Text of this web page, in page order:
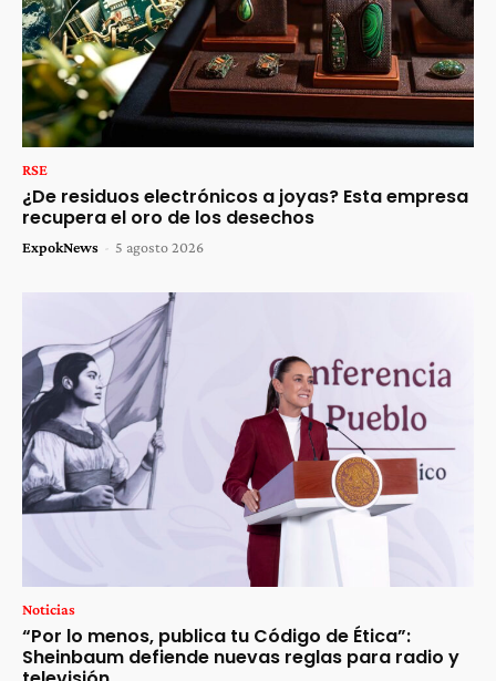
RSE
¿De residuos electrónicos a joyas? Esta empresa
recupera el oro de los desechos
ExpokNews - 5 agosto 2026
Noticias
“Por lo menos, publica tu Código de Ética”:
Sheinbaum defiende nuevas reglas para radio y